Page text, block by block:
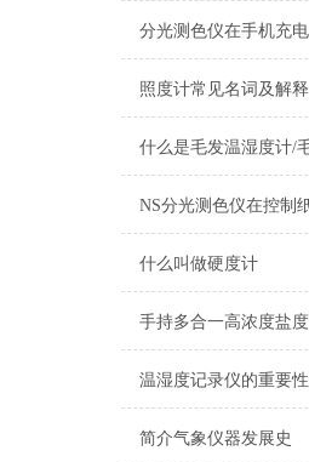
照度计常见名词及解释
什么叫做硬度计
温湿度记录仪的重要性
简介气象仪器发展史